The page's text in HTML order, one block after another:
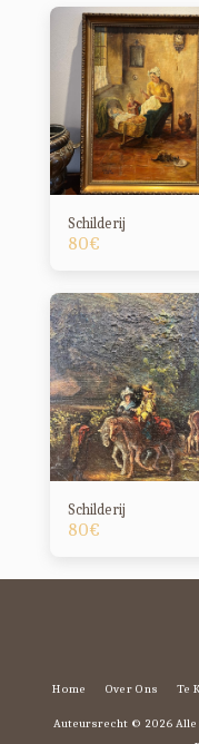
Schilderij
80€
Schilderij
80€
Home Over Ons Te
Auteursrecht © 2026 Alle